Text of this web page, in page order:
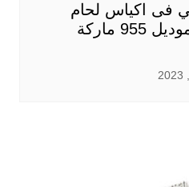
فى اكياس لحام
ثلاثي و لحام رباعي موديل 955 ماركة